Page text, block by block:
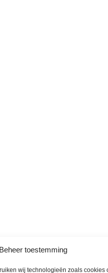
Beheer toestemming
wij technologieën zoals cookies